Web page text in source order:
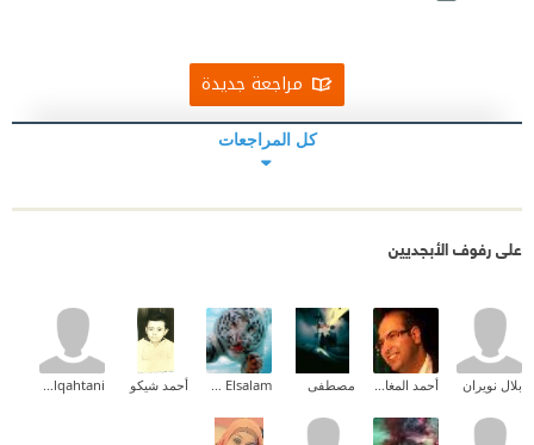
مراجعة جديدة
كل المراجعات
على رفوف الأبجديين
بلال نويران مصطفى أحمد شيكو